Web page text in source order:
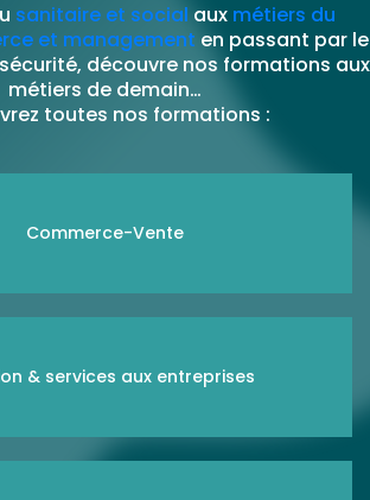
sanitaire et social aux métiers du
et management en passant par le
découvre nos formations aux
métiers de demain…
toutes nos formations :
Commerce-Vente
& services aux entreprises